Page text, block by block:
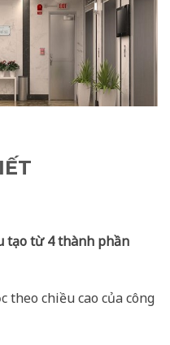
tạo từ 4 thành phần
theo chiều cao của công